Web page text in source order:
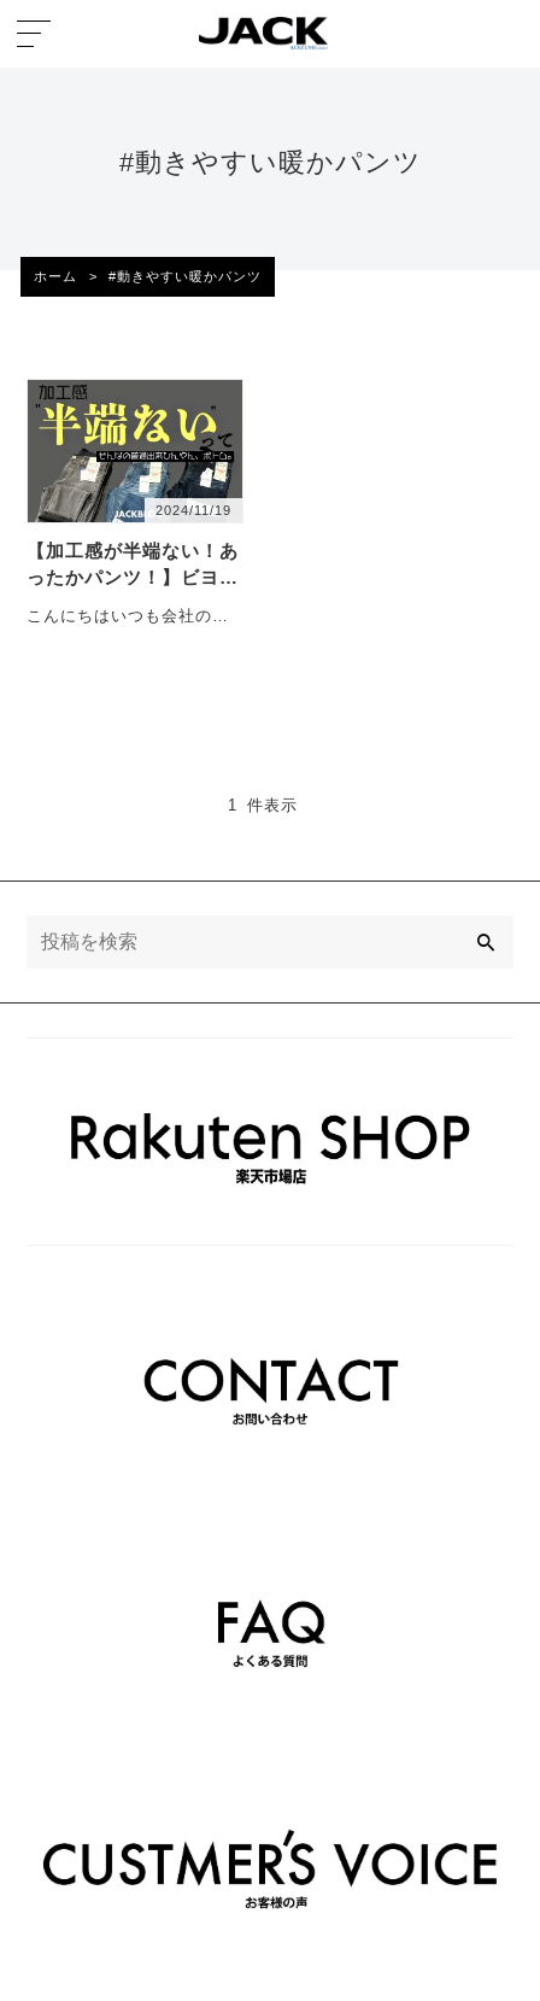
#動きやすい暖かパンツ
ホーム > #動きやすい暖かパンツ
2024/11/19
【加工感が半端ない！あ
ったかパンツ！】ビヨン
こんにちはいつも会社のオ
1 件表示